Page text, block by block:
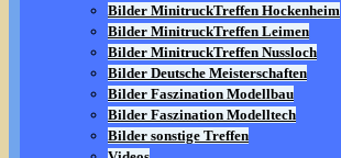
Bilder MinitruckTreffen Hockenheim
Bilder MinitruckTreffen Leimen
Bilder MinitruckTreffen Nussloch
Bilder Deutsche Meisterschaften
Bilder Faszination Modellbau
Bilder Faszination Modelltech
Bilder sonstige Treffen